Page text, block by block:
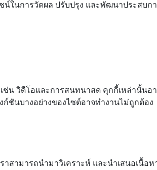
ในการวัดผล ปรับปรุง และพัฒนาประสบ
น วิดีโอและการสนทนาสด คุกกี้เหล่านั้นอ
ชันบางอย่างของไซต์อาจทำงานไม่ถูกต้อง
สามารถนำมาวิเคราะห์ และนำเสนอเ